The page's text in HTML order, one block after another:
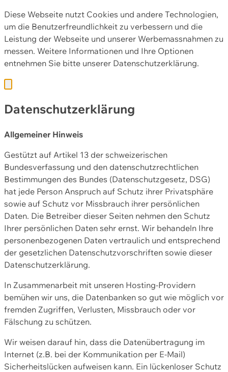
Diese Webseite nutzt Cookies und andere Technologien,
um die Benutzerfreundlichkeit zu verbessern und die
Leistung der Webseite und unserer Werbemassnahmen zu
messen. Weitere Informationen und Ihre Optionen
entnehmen Sie bitte unserer Datenschutzerklärung.
Datenschutzerklärung
Allgemeiner Hinweis
Gestützt auf Artikel 13 der schweizerischen
Bundesverfassung und den datenschutzrechtlichen
Bestimmungen des Bundes (Datenschutzgesetz, DSG)
hat jede Person Anspruch auf Schutz ihrer Privatsphäre
sowie auf Schutz vor Missbrauch ihrer persönlichen
Daten. Die Betreiber dieser Seiten nehmen den Schutz
Ihrer persönlichen Daten sehr ernst. Wir behandeln Ihre
personenbezogenen Daten vertraulich und entsprechend
der gesetzlichen Datenschutzvorschriften sowie dieser
Datenschutzerklärung.
In Zusammenarbeit mit unseren Hosting-Providern
bemühen wir uns, die Datenbanken so gut wie möglich vor
fremden Zugriffen, Verlusten, Missbrauch oder vor
Fälschung zu schützen.
Wir weisen darauf hin, dass die Datenübertragung im
Internet (z.B. bei der Kommunikation per E-Mail)
Sicherheitslücken aufweisen kann. Ein lückenloser Schutz